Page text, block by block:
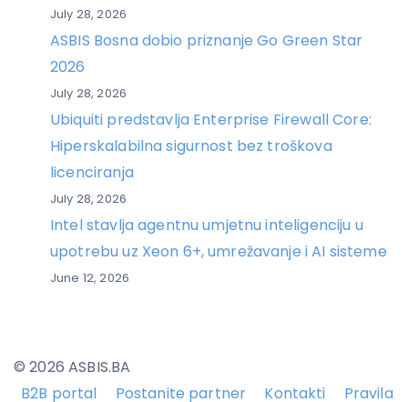
July 28, 2026
ASBIS Bosna dobio priznanje Go Green Star
2026
July 28, 2026
Ubiquiti predstavlja Enterprise Firewall Core:
Hiperskalabilna sigurnost bez troškova
licenciranja
July 28, 2026
Intel stavlja agentnu umjetnu inteligenciju u
upotrebu uz Xeon 6+, umrežavanje i AI sisteme
June 12, 2026
© 2026 ASBIS.BA
B2B portal
Postanite partner Kontakti Pravila